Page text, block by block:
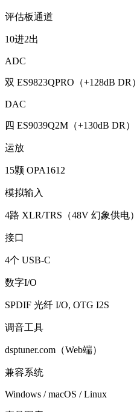
评估板通道
10进2出
ADC
双 ES9823QPRO（+128dB DR）
DAC
四 ES9039Q2M（+130dB DR）
运放
15颗 OPA1612
模拟输入
4路 XLR/TRS（48V 幻象供电）
接口
4个 USB-C
数字I/O
SPDIF 光纤 I/O, OTG I2S
调音工具
dsptuner.com（Web端）
兼容系统
Windows / macOS / Linux